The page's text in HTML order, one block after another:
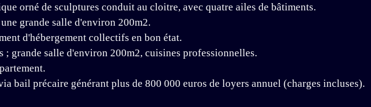
orné de sculptures conduit au cloitre, avec quatre ailes de bâtiments.
grande salle d'environ 200m2.
d'hébergement collectifs en bon état.
; grande salle d'environ 200m2, cuisines professionnelles.
bail précaire générant plus de 800 000 euros de loyers annuel (charges incluses).